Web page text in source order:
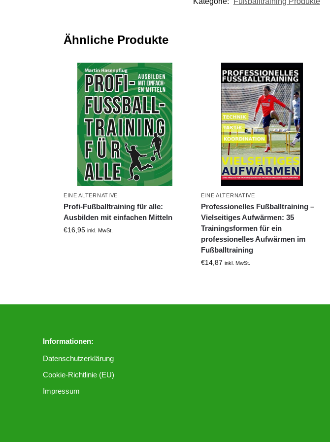
Ähnliche Produkte
EINE ALTERNATIVE
Profi-Fußballtraining für alle:
Ausbilden mit einfachen Mitteln
€16,95 inkl. MwSt.
EINE ALTERNATIVE
Professionelles Fußballtraining –
Vielseitiges Aufwärmen: 35
Trainingsformen für ein
professionelles Aufwärmen im
Fußballtraining
€14,87 inkl. MwSt.
Informationen:
Datenschutzerklärung
Cookie-Richtlinie (EU)
Impressum